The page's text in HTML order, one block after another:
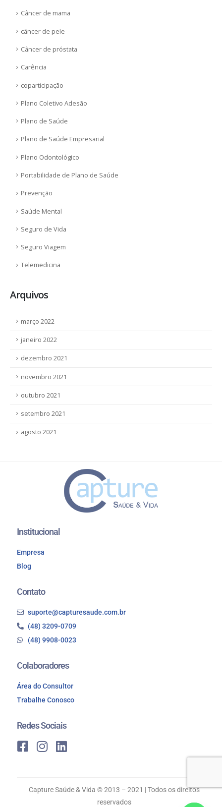
Câncer de mama
câncer de pele
Câncer de próstata
Carência
coparticipação
Plano Coletivo Adesão
Plano de Saúde
Plano de Saúde Empresarial
Plano Odontológico
Portabilidade de Plano de Saúde
Prevenção
Saúde Mental
Seguro de Vida
Seguro Viagem
Telemedicina
Arquivos
março 2022
janeiro 2022
dezembro 2021
novembro 2021
outubro 2021
setembro 2021
agosto 2021
Institucional
Empresa
Blog
Contato
suporte@capturesaude.com.br
(48) 3209-0709
(48) 9908-0023
Colaboradores
Área do Consultor
Trabalhe Conosco
Redes Sociais
Capture Saúde & Vida © 2013 – 2021 | Todos os direitos
reservados